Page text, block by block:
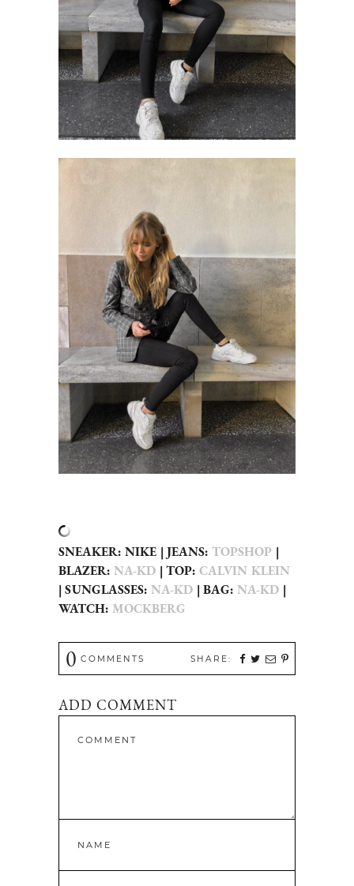
SNEAKER: NIKE | JEANS: TOPSHOP |
BLAZER: NA-KD | TOP: CALVIN KLEIN
| SUNGLASSES: NA-KD | BAG: NA-KD |
WATCH: MOCKBERG
0 COMMENTS SHARE:
ADD COMMENT